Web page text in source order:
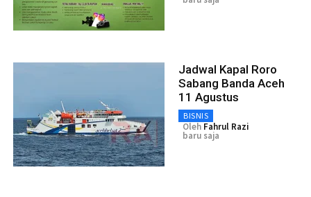
Jadwal Kapal Roro
Sabang Banda Aceh
11 Agustus
BISNIS
Oleh Fahrul Razi
baru saja